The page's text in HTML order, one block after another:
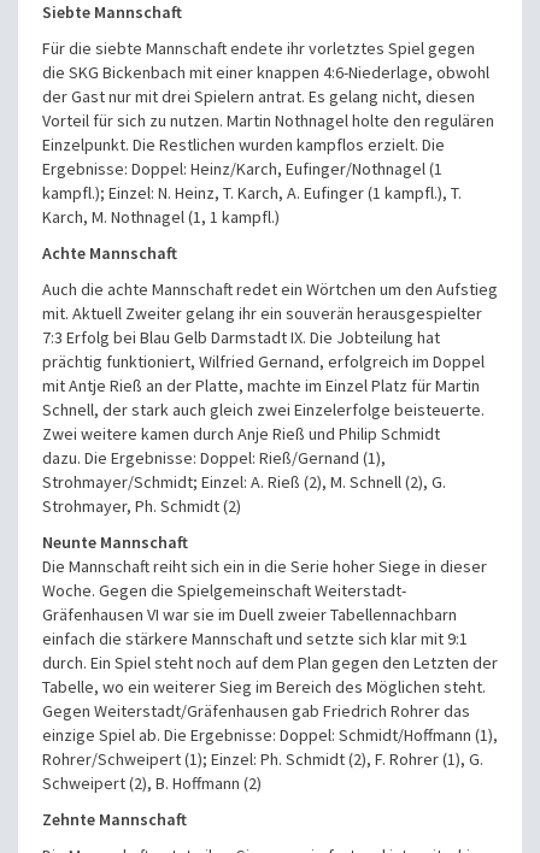
Siebte Mannschaft
Für die siebte Mannschaft endete ihr vorletztes Spiel gegen
die SKG Bickenbach mit einer knappen 4:6-Niederlage, obwohl
der Gast nur mit drei Spielern antrat. Es gelang nicht, diesen
Vorteil für sich zu nutzen. Martin Nothnagel holte den regulären
Einzelpunkt. Die Restlichen wurden kampflos erzielt. Die
Ergebnisse: Doppel: Heinz/Karch, Eufinger/Nothnagel (1
kampfl.); Einzel: N. Heinz, T. Karch, A. Eufinger (1 kampfl.), T.
Karch, M. Nothnagel (1, 1 kampfl.)
Achte Mannschaft
Auch die achte Mannschaft redet ein Wörtchen um den Aufstieg
mit. Aktuell Zweiter gelang ihr ein souverän herausgespielter
7:3 Erfolg bei Blau Gelb Darmstadt IX. Die Jobteilung hat
prächtig funktioniert, Wilfried Gernand, erfolgreich im Doppel
mit Antje Rieß an der Platte, machte im Einzel Platz für Martin
Schnell, der stark auch gleich zwei Einzelerfolge beisteuerte.
Zwei weitere kamen durch Anje Rieß und Philip Schmidt
dazu. Die Ergebnisse: Doppel: Rieß/Gernand (1),
Strohmayer/Schmidt; Einzel: A. Rieß (2), M. Schnell (2), G.
Strohmayer, Ph. Schmidt (2)
Neunte Mannschaft
Die Mannschaft reiht sich ein in die Serie hoher Siege in dieser
Woche. Gegen die Spielgemeinschaft Weiterstadt-
Gräfenhausen VI war sie im Duell zweier Tabellennachbarn
einfach die stärkere Mannschaft und setzte sich klar mit 9:1
durch. Ein Spiel steht noch auf dem Plan gegen den Letzten der
Tabelle, wo ein weiterer Sieg im Bereich des Möglichen steht.
Gegen Weiterstadt/Gräfenhausen gab Friedrich Rohrer das
einzige Spiel ab. Die Ergebnisse: Doppel: Schmidt/Hoffmann (1),
Rohrer/Schweipert (1); Einzel: Ph. Schmidt (2), F. Rohrer (1), G.
Schweipert (2), B. Hoffmann (2)
Zehnte Mannschaft